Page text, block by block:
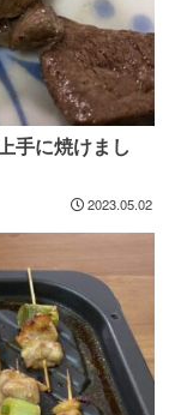
手に焼けまし
2023.05.02